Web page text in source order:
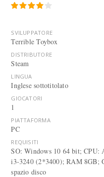
SVILUPPATORE
Terrible Toybox
DISTRIBUTORE
Steam
LINGUA
Inglese sottotitolato
GIOCATORI
1
PIATTAFORMA
PC
REQUISITI
SO: Windows 10 64 bit;
i3-3240 (2*3400); RAM 8GB;
spazio disco